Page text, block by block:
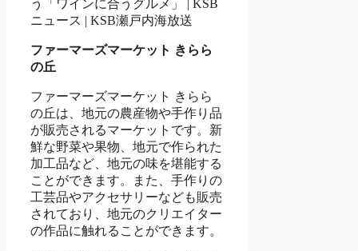
ファーマーズマーケット きらら
の丘
ファーマーズマーケット きらら
の丘は、地元の農産物や手作り品
が販売されるマーケットです。新
鮮な野菜や果物、地元で作られた
加工品など、地元の味を堪能する
ことができます。また、手作りの
工芸品やアクセサリーなども販売
されており、地元のクリエイター
の作品に触れることができます。